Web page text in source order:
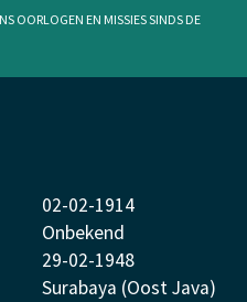
oorlogen en missies sinds de
02-02-1914
Onbekend
29-02-1948
Surabaya (Oost Java)